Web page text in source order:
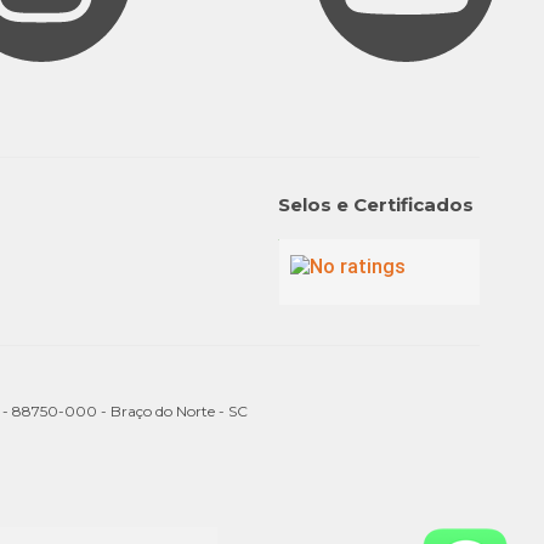
Selos e Certificados
- 88750-000 - Braço do Norte - SC